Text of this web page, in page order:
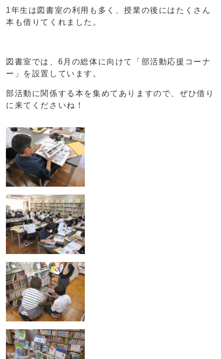
1年生は図書室の利用も多く、授業の後にはたくさん
本も借りてくれました。
図書室では、6月の総体に向けて「部活動応援コーナ
ー」を設置しています。
部活動に関係する本を集めてありますので、ぜひ借り
に来てくださいね！